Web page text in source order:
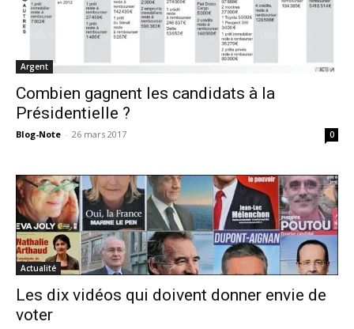
Argent
Combien gagnent les candidats à la
Présidentielle ?
Blog-Note - 26 mars 2017 0
Actualité
Les dix vidéos qui doivent donner envie de
voter